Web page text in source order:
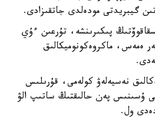
گيبريدتى مودەلدى جاتقىزادى.
پىكىرىنشە، تۇرعىن ءۇي
ەمەس، ماكروەكونوميكالىق
نەسيەلەۋ كولەمى، قۇرىلىس
ۇسىنىس پەن حالىقتىڭ ساتىپ الۋ
ول.